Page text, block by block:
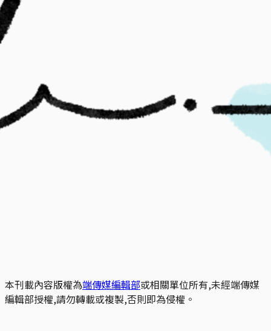
本刊載內容版權為端傳媒編輯部或相關單位所有,未經端傳媒
編輯部授權,請勿轉載或複製,否則即為侵權。